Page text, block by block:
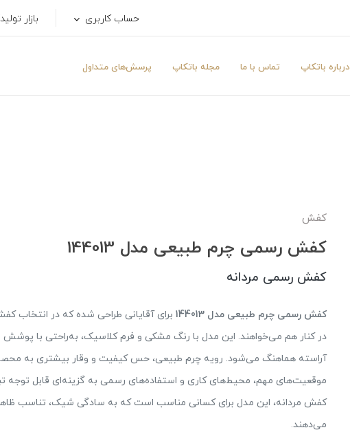
حساب کاربری بازار
درباره باتکاپ تماس با ما مجله باتکاپ پرسش‌های متداول
کفش
کفش رسمی چرم طبیعی مدل 144013
کفش رسمی مردانه
کفش رسمی چرم طبیعی مدل 144013
برای آقایانی طراحی شده که در انتخاب
در کنار هم می‌خواهند. این مدل با رنگ مشکی و فرم کلاسیک، به‌راحتی با
آراسته هماهنگ می‌شود. رویه چرم طبیعی، حس کیفیت و وقار بیشتری به
موقعیت‌های مهم، محیط‌های کاری و استفاده‌های رسمی به گزینه‌ای قابل توجه
کفش مردانه، این مدل برای کسانی مناسب است که به سادگی شیک، تناسب
می‌دهند.